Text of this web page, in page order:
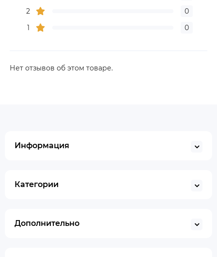
2
0
1
0
Нет отзывов об этом товаре.
Информация
Категории
Дополнительно